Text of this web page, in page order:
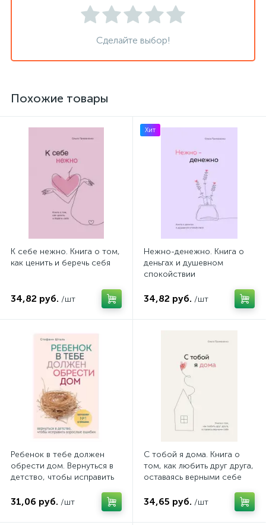
Сделайте выбор!
Похожие товары
К себе нежно. Книга о том,
как ценить и беречь себя
34,82 руб. /шт
Хит
Нежно-денежно. Книга о
деньгах и душевном
спокойствии
34,82 руб. /шт
Ребенок в тебе должен
обрести дом. Вернуться в
детство, чтобы исправить
31,06 руб. /шт
С тобой я дома. Книга о
том, как любить друг друга,
оставаясь верными себе
34,65 руб. /шт